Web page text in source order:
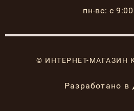
пн-вс: с
© ИНТЕРНЕТ-МАГАЗИН
Разработано в